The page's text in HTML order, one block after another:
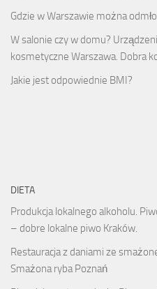
Gdzie w Warszawie można
W salonie czy w domu?
kosmetyczne Warszawa. Dobra
Jakie jest odpowiednie BMI?
DIETA
Produkcja lokalnego alkoholu.
– dobre lokalne piwo Kraków.
Restauracja z daniami ze
Smażona ryba Poznań